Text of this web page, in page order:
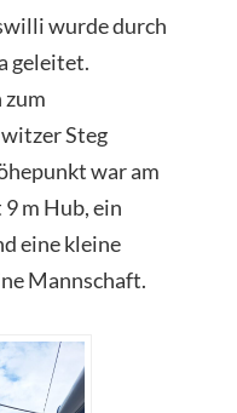
wurde durch
geleitet.
Steg
war am
m Hub, ein
eine kleine
Mannschaft.